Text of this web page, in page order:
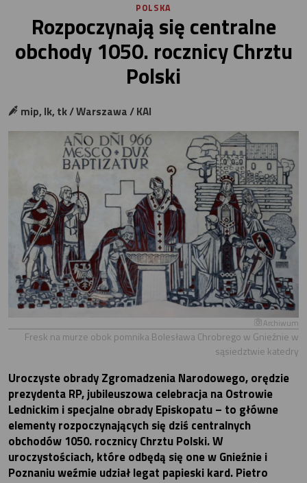
POLSKA
Rozpoczynają się centralne
obchody 1050. rocznicy Chrztu
Polski
mip, lk, tk / Warszawa / KAI
Archiwum
Fresk na murze obok pomnika Bolesława Chrobrego w Gnieźnie w
sąsiedztwie katedry
Uroczyste obrady Zgromadzenia Narodowego, orędzie
prezydenta RP, jubileuszowa celebracja na Ostrowie
Lednickim i specjalne obrady Episkopatu – to główne
elementy rozpoczynających się dziś centralnych
obchodów 1050. rocznicy Chrztu Polski. W
uroczystościach, które odbędą się one w Gnieźnie i
Poznaniu weźmie udział legat papieski kard. Pietro